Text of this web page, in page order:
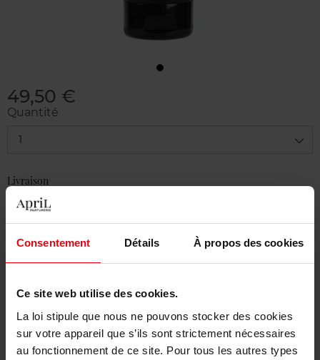
Consentement Détails À propos des cookies
Ce site web utilise des cookies.
La loi stipule que nous ne pouvons stocker des cookies
sur votre appareil que s’ils sont strictement nécessaires
au fonctionnement de ce site. Pour tous les autres types
49,50 €
Quantité
1
Livraison
En stock
Ajouter au panier
Livraison gratuite à partir de 50€
Retour gratuit dans votre magasin